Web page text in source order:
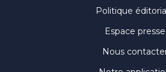
Politique
Espace presse
Nous